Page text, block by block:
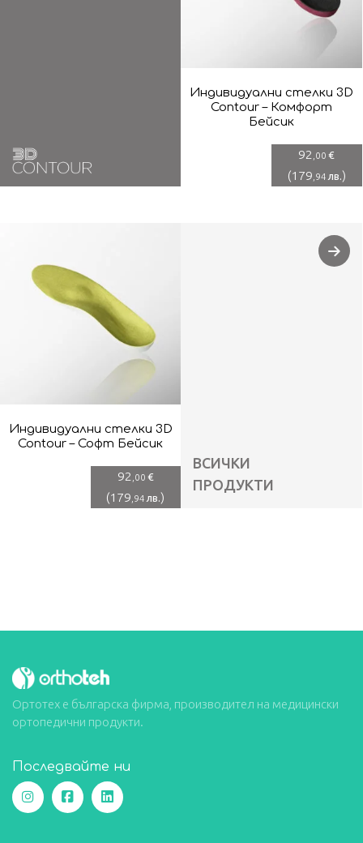
Индивидуални стелки 3D
Contour – Комфорт
Бейсик
92 ,00 €
(179 ,94 лв.)
Индивидуални стелки 3D
Contour – Софт Бейсик
92 ,00 €
(179 ,94 лв.)
ВСИЧКИ
ПРОДУКТИ
Ортотех е българска фирма, производител на медицински
ортопедични продукти.
Последвайте ни